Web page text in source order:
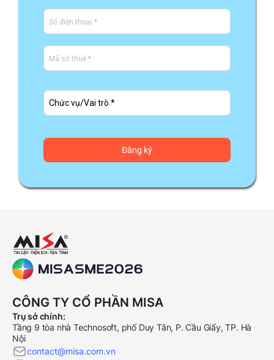
CÔNG TY CỔ PHẦN MISA
Trụ sở chính:
Tầng 9 tòa nhà Technosoft, phố Duy Tân, P. Cầu Giấy, TP. Hà
Nội
contact@misa.com.vn